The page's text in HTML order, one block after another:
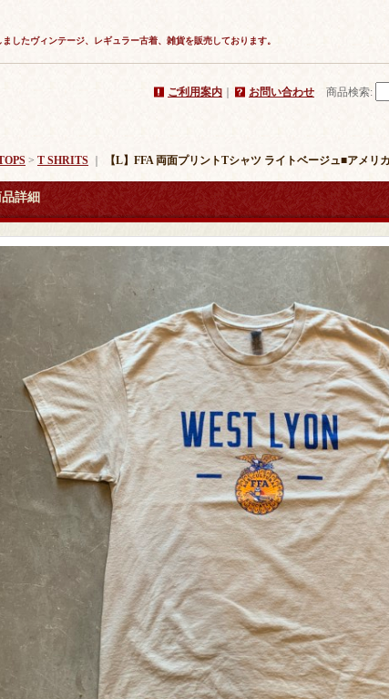
したヴィンテージ、レギュラー古着、雑貨を販売しております。
ご利用案内 お問い合わせ 商品検索:
> T SHRITS 【L】FFA 両面プリントTシャツ ライトベージュ■アメ
詳細